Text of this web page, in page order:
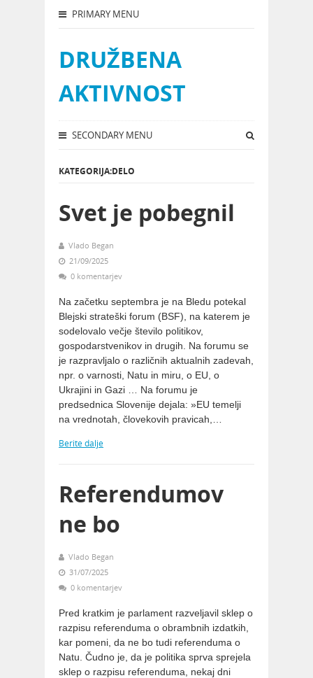
PRIMARY MENU
DRUŽBENA
AKTIVNOST
SECONDARY MENU
KATEGORIJA:DELO
Svet je pobegnil
Vlado Began
21/09/2025
0 komentarjev
Na začetku septembra je na Bledu potekal
Blejski strateški forum (BSF), na katerem je
sodelovalo večje število politikov,
gospodarstvenikov in drugih. Na forumu se
je razpravljalo o različnih aktualnih zadevah,
npr. o varnosti, Natu in miru, o EU, o
Ukrajini in Gazi … Na forumu je
predsednica Slovenije dejala: »EU temelji
na vrednotah, človekovih pravicah,…
Berite dalje
Referendumov
ne bo
Vlado Began
31/07/2025
0 komentarjev
Pred kratkim je parlament razveljavil sklep o
razpisu referenduma o obrambnih izdatkih,
kar pomeni, da ne bo tudi referenduma o
Natu. Čudno je, da je politika sprva sprejela
sklep o razpisu referenduma, nekaj dni